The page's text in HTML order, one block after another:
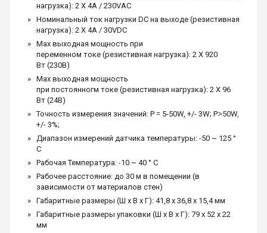
нагрузка): 2 X 4A / 230VAC
Номинальный ток нагрузки DC на выходе (резистивная
нагрузка): 2 X 4A / 30VDC
Max выходная мощность при
переменном токе (резистивная нагрузка): 2 X 920
Вт (230В)
Max выходная мощность
при постоянногм токе (резистивная нагрузка): 2 X 96
Вт (24В)
Точность измерения значений: P = 5-50W, +/- 3W; P˃50W,
+/- 3%;
Диапазон измерений датчика температуры: -50 ~ 125 °
C
Рабочая Температура: -10 ~ 40 ° C
Рабочее расстояние: до 30 м в помещении (в
зависимости от материалов стен)
Габаритные размеры (Ш х В х Г): 41,8 х 36,8 х 15,4 мм
Габаритные размеры упаковки (Ш х В х Г): 79 х 52 х 22
мм